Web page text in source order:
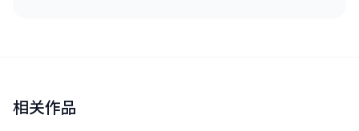
相关作品